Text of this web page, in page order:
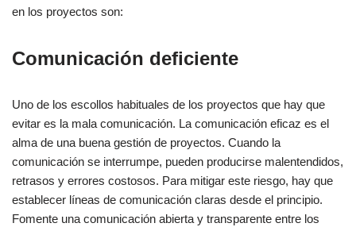
Falta de planificación
Herramientas y técnicas para la gestión de riesgos en la
Aplicación de planes de reducción de riesgos
Estrategias de reducción de riesgos en la gestión de
proyectos
Importancia de la evaluación de riesgos en la gestión de
proyectos
Buenas prácticas para gestionar los riesgos de los proyectos
en los proyectos son:
Comunicación deficiente
Uno de los escollos habituales de los proyectos que hay que
evitar es la mala comunicación. La comunicación eficaz es el
alma de una buena gestión de proyectos. Cuando la
comunicación se interrumpe, pueden producirse malentendidos,
retrasos y errores costosos. Para mitigar este riesgo, hay que
establecer líneas de comunicación claras desde el principio.
Fomente una comunicación abierta y transparente entre los